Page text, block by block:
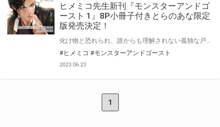
ヒメミコ先生新刊『モンスターアンドゴ
ースト 1』8P小冊子付きとらのあな限定
版発売決定！
#ヒメミコ #モンスターアンドゴースト
2023.06.23
1